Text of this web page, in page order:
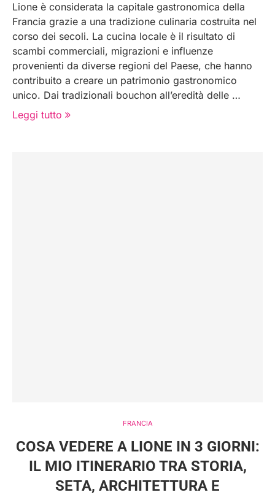
Lione è considerata la capitale gastronomica della
Francia grazie a una tradizione culinaria costruita nel
corso dei secoli. La cucina locale è il risultato di
scambi commerciali, migrazioni e influenze
provenienti da diverse regioni del Paese, che hanno
contribuito a creare un patrimonio gastronomico
unico. Dai tradizionali bouchon all’eredità delle …
Leggi tutto
FRANCIA
COSA VEDERE A LIONE IN 3 GIORNI:
IL MIO ITINERARIO TRA STORIA,
SETA, ARCHITETTURA E